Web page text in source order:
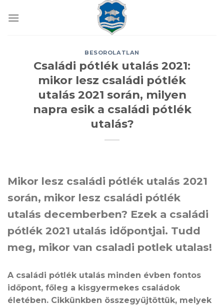
BESOROLATLAN
Családi pótlék utalás 2021:
mikor lesz családi pótlék
utalás 2021 során, milyen
napra esik a családi pótlék
utalás?
Mikor lesz családi pótlék utalás 2021
során, mikor lesz családi pótlék
utalás decemberben? Ezek a családi
pótlék 2021 utalás időpontjai. Tudd
meg, mikor van csaladi potlek utalas!
A családi pótlék utalás minden évben fontos
időpont, főleg a kisgyermekes családok
életében. Cikkünkben összegyűjtöttük, melyek